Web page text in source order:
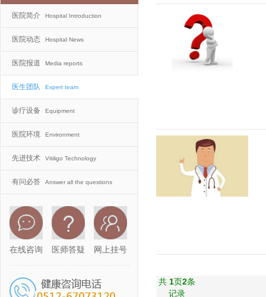
医院简介 Hospital Introduction
医院动态 Hospital News
医院报道 Media reports
医生团队 Expert team
诊疗设备 Equipment
医院环境 Environment
先进技术 Vitiligo Technology
有问必答 Answer all the questions
在线咨询 医师答疑 网上挂号
共 1页2条
记录